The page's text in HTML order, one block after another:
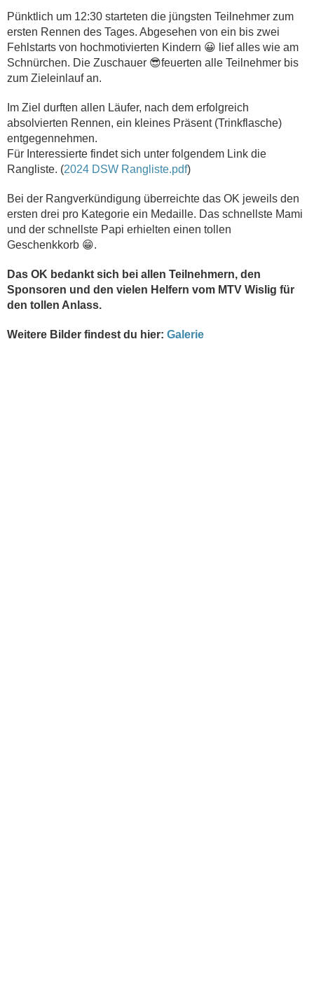
Pünktlich um 12:30 starteten die jüngsten Teilnehmer zum
ersten Rennen des Tages. Abgesehen von ein bis zwei
Fehlstarts von hochmotivierten Kindern 😀 lief alles wie am
Schnürchen. Die Zuschauer 😎feuerten alle Teilnehmer bis
zum Zieleinlauf an.
Im Ziel durften allen Läufer, nach dem erfolgreich
absolvierten Rennen, ein kleines Präsent (Trinkflasche)
entgegennehmen.
Für Interessierte findet sich unter folgendem Link die
Rangliste. (2024 DSW Rangliste.pdf)
Bei der Rangverkündigung überreichte das OK jeweils den
ersten drei pro Kategorie ein Medaille. Das schnellste Mami
und der schnellste Papi erhielten einen tollen
Geschenkkorb 😁.
Das OK bedankt sich bei allen Teilnehmern, den
Sponsoren und den vielen Helfern vom MTV Wislig für
den tollen Anlass.
Weitere Bilder findest du hier: Galerie